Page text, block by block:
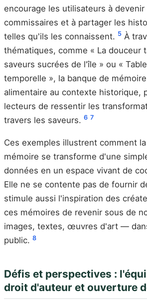
encourage les utilisateurs à
commissaires et à partager les
telles qu'ils les connaissent. 5 À
thématiques, comme « La douceur
saveurs sucrées de l'île » ou «
temporelle », la banque de
alimentaire au contexte historique,
lecteurs de ressentir les
travers les saveurs. 6 7
Ces exemples illustrent comment
mémoire se transforme d'une
données en un espace vivant de
Elle ne se contente pas de fournir
stimule aussi l'inspiration des
ces mémoires de revenir sous de
images, textes, œuvres d'art —
public. 8
Défis et perspectives :
droit d'auteur et ouverture